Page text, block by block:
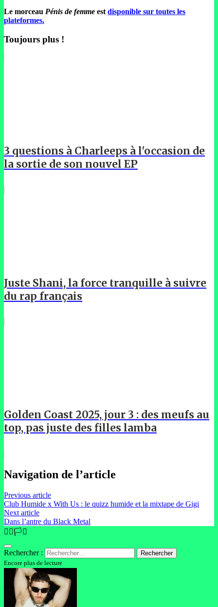
Le morceau Pénis de femme est disponible sur toutes les
plateformes.
Toujours plus !
3 questions à Charleeps à l'occasion de
la sortie de son nouvel EP
Juste Shani, la force tranquille à suivre
du rap français
Golden Coast 2025, jour 3 : des meufs au
top, pas juste des filles lamba
Navigation de l’article
Previous article
Club Humide x With Us : le quizz humide et la mixtape de Gigi
Next article
Dans l’antre du Black Metal
🏳️‍🌈🏳️‍⚧️
Rechercher :
Encore plus de lecture